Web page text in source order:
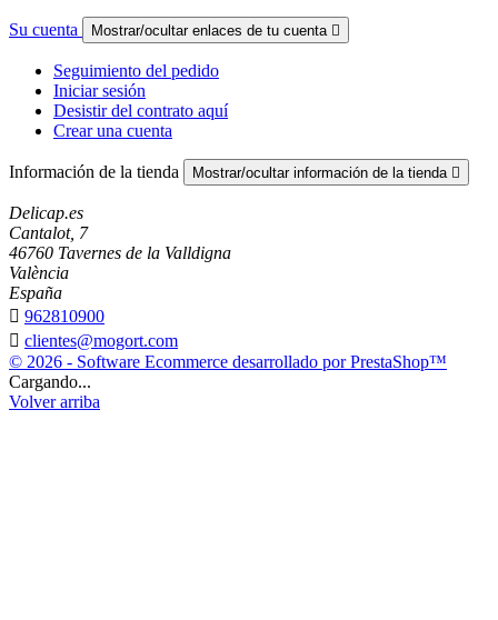
Su cuenta Mostrar/ocultar enlaces de tu cuenta 
Seguimiento del pedido
Iniciar sesión
Desistir del contrato aquí
Crear una cuenta
Información de la tienda Mostrar/ocultar información de la tienda 
Delicap.es
Cantalot, 7
46760 Tavernes de la Valldigna
València
España
 962810900
 clientes@mogort.com
© 2026 - Software Ecommerce desarrollado por PrestaShop™
Cargando...
Volver arriba